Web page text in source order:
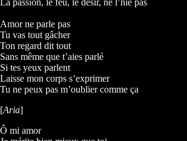
La passion, le feu, le désir, ne l’nie pas
Amor ne parle pas
Tu vas tout gâcher
Ton regard dit tout
Sans même que t’aies parlé
Si tes yeux parlent
Laisse mon corps s’exprimer
Tu ne peux pas m’oublier comme ça
[Aria]
Ô mi amor